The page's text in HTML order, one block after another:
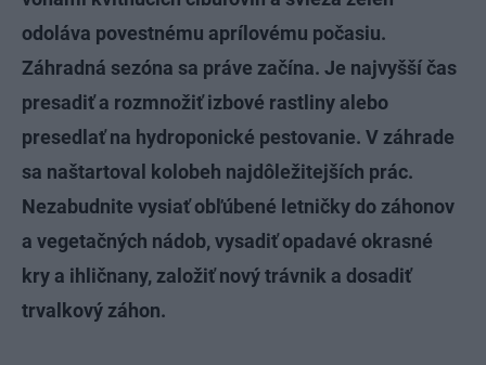
odoláva povestnému aprílovému počasiu.
Záhradná sezóna sa práve začína. Je najvyšší čas
presadiť a rozmnožiť izbové rastliny alebo
presedlať na hydroponické pestovanie. V záhrade
sa naštartoval kolobeh najdôležitejších prác.
Nezabudnite vysiať obľúbené letničky do záhonov
a vegetačných nádob, vysadiť opadavé okrasné
kry a ihličnany, založiť nový trávnik a dosadiť
trvalkový záhon.